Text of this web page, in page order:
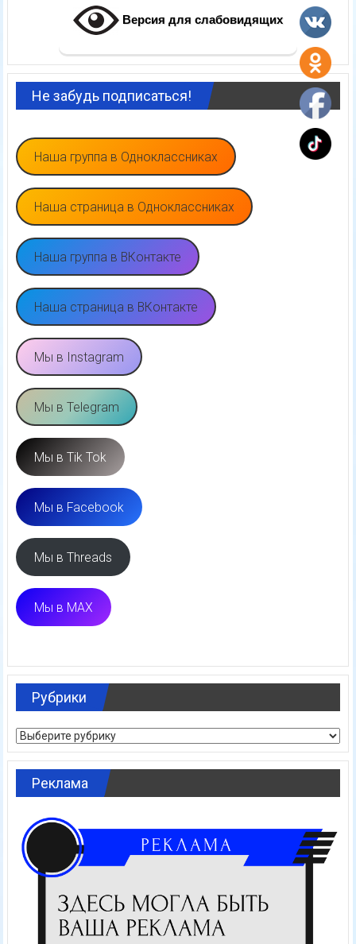
Версия для слабовидящих
Не забудь подписаться!
Наша группа в Одноклассниках
Наша страница в Одноклассниках
Наша группа в ВКонтакте
Наша страница в ВКонтакте
Мы в Instagram
Мы в Telegram
Мы в Tik Tok
Мы в Facebook
Мы в Threads
Мы в MAX
Рубрики
Рубрики
Реклама